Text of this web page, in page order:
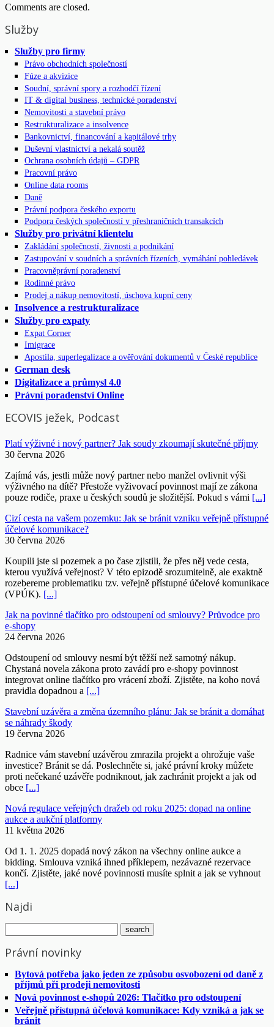
Comments are closed.
Služby
Služby pro firmy
Právo obchodních společností
Fúze a akvizice
Soudní, správní spory a rozhodčí řízení
IT & digital business, technické poradenství
Nemovitosti a stavební právo
Restrukturalizace a insolvence
Bankovnictví, financování a kapitálové trhy
Duševní vlastnictví a nekalá soutěž
Ochrana osobních údajů – GDPR
Pracovní právo
Online data rooms
Daně
Právní podpora českého exportu
Podpora českých společností v přeshraničních transakcích
Služby pro privátní klientelu
Zakládání společností, živnosti a podnikání
Zastupování v soudních a správních řízeních, vymáhání pohledávek
Pracovněprávní poradenství
Rodinné právo
Prodej a nákup nemovitostí, úschova kupní ceny
Insolvence a restrukturalizace
Služby pro expaty
Expat Corner
Imigrace
Apostila, superlegalizace a ověřování dokumentů v České republice
German desk
Digitalizace a průmysl 4.0
Právní poradenství Online
ECOVIS ježek, Podcast
Platí výživné i nový partner? Jak soudy zkoumají skutečné příjmy
30 června 2026
Zajímá vás, jestli může nový partner nebo manžel ovlivnit výši
výživného na dítě? Přestože vyživovací povinnost mají ze zákona
pouze rodiče, praxe u českých soudů je složitější. Pokud s vámi [...]
Cizí cesta na vašem pozemku: Jak se bránit vzniku veřejně přístupné
účelové komunikace?
30 června 2026
Koupili jste si pozemek a po čase zjistili, že přes něj vede cesta,
kterou využívá veřejnost? V této epizodě srozumitelně, ale exaktně
rozebereme problematiku tzv. veřejně přístupné účelové komunikace
(VPÚK). [...]
Jak na povinné tlačítko pro odstoupení od smlouvy? Průvodce pro
e-shopy
24 června 2026
Odstoupení od smlouvy nesmí být těžší než samotný nákup.
Chystaná novela zákona proto zavádí pro e-shopy povinnost
integrovat online tlačítko pro vrácení zboží. Zjistěte, na koho nová
pravidla dopadnou a [...]
Stavební uzávěra a změna územního plánu: Jak se bránit a domáhat
se náhrady škody
19 června 2026
Radnice vám stavební uzávěrou zmrazila projekt a ohrožuje vaše
investice? Bránit se dá. Poslechněte si, jaké právní kroky můžete
proti nečekané uzávěře podniknout, jak zachránit projekt a jak od
obce [...]
Nová regulace veřejných dražeb od roku 2025: dopad na online
aukce a aukční platformy
11 května 2026
Od 1. 1. 2025 dopadá nový zákon na všechny online aukce a
bidding. Smlouva vzniká ihned příklepem, nezávazné rezervace
končí. Zjistěte, jaké nové povinnosti musíte splnit a jak se vyhnout
[...]
Najdi
Právní novinky
Bytová potřeba jako jeden ze způsobu osvobození od daně z
příjmů při prodeji nemovitosti
Nová povinnost e-shopů 2026: Tlačítko pro odstoupení
Veřejně přístupná účelová komunikace: Kdy vzniká a jak se
bránit